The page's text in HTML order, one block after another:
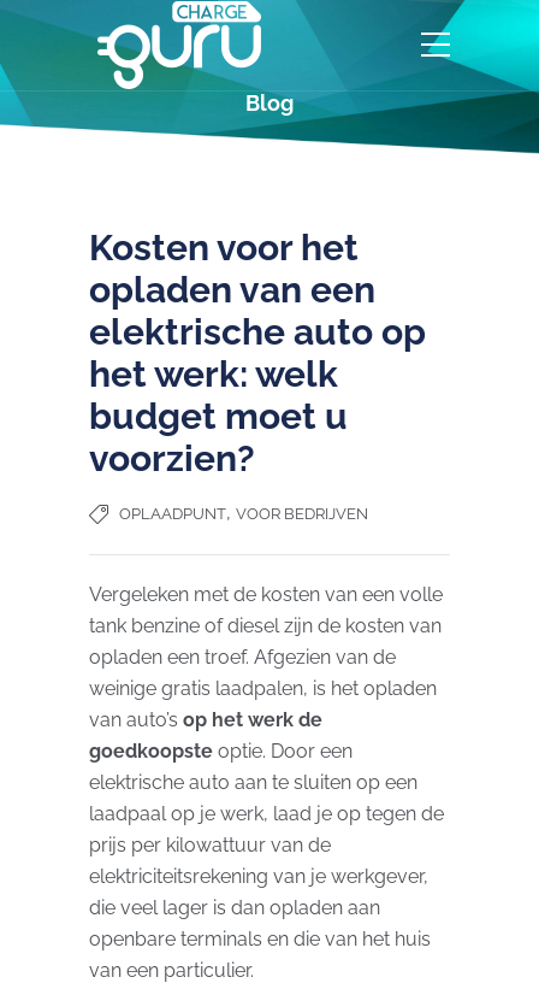
Blog
Kosten voor het
opladen van een
elektrische auto op
het werk: welk
budget moet u
voorzien?
OPLAADPUNT, VOOR BEDRIJVEN
Vergeleken met de kosten van een volle
tank benzine of diesel zijn de kosten van
opladen een troef. Afgezien van de
weinige gratis laadpalen, is het opladen
van auto’s op het werk de
goedkoopste optie. Door een
elektrische auto aan te sluiten op een
laadpaal op je werk, laad je op tegen de
prijs per kilowattuur van de
elektriciteitsrekening van je werkgever,
die veel lager is dan opladen aan
openbare terminals en die van het huis
van een particulier.